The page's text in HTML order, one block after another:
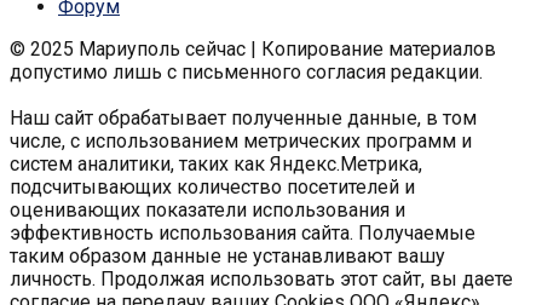
Форум
© 2025 Мариуполь сейчас | Копирование материалов
допустимо лишь с письменного согласия редакции.
Наш сайт обрабатывает полученные данные, в том
числе, с использованием метрических программ и
систем аналитики, таких как Яндекс.Метрика,
подсчитывающих количество посетителей и
оценивающих показатели использования и
эффективность использования сайта. Получаемые
таким образом данные не устанавливают вашу
личность. Продолжая использовать этот сайт, вы даете